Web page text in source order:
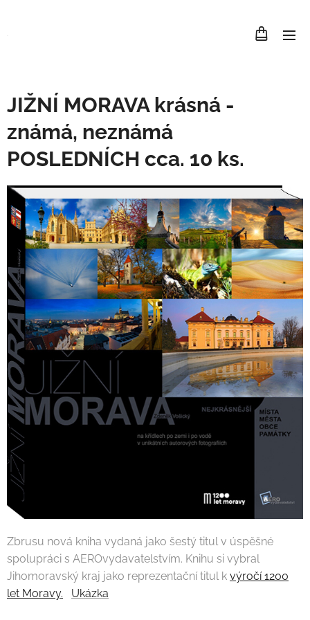
JIŽNÍ MORAVA krásná -
známá, neznámá
POSLEDNÍCH cca. 10 ks.
Zbrusu nová kniha vydaná jako šestý titul v úspěšné
spolupráci s AEROvydavatelstvím. Knihu si vybral
Jihomoravský kraj jako reprezentační titul k výročí 1200
let Moravy.
Ukázka